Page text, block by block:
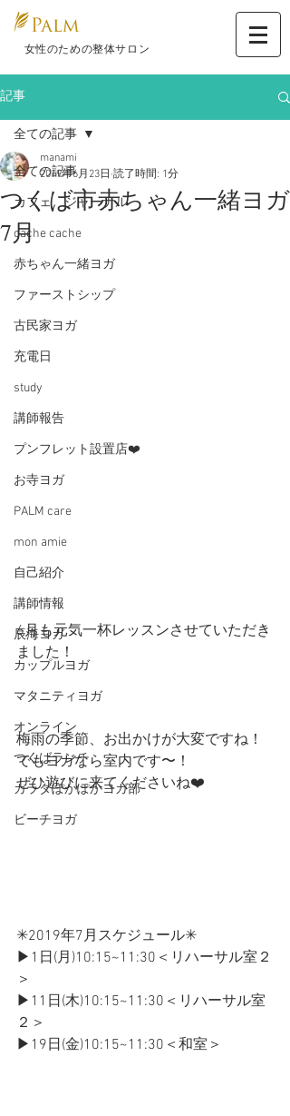
​ 女性のための整体サロン
記事
全ての記事
カフェ ジャーナル
cache cache
赤ちゃん一緒ヨガ
ファーストシップ
古民家ヨガ
充電日
study
講師報告
プンフレット設置店❤️
お寺ヨガ
PALM care
mon amie
自己紹介
講師情報
辰海ヨガ
カップルヨガ
マタニティヨガ
オンライン
つくばランチ
カラダぽかぽかヨガ部
ビーチヨガ
全ての記事
つくば市赤ちゃん一緒ヨガ
7月
manami
2019年6月23日 読了時間: 1分
6月も元気一杯レッスンさせていただき
ました！
梅雨の季節、お出かけが大変ですね！
でもヨガなら室内です〜！
ぜひ遊びに来てくださいね❤️
✳2019年7月スケジュール✳
▶1日(月)10:15~11:30＜リハーサル室２
＞
▶11日(木)10:15~11:30＜リハーサル室
２＞
▶19日(金)10:15~11:30＜和室＞